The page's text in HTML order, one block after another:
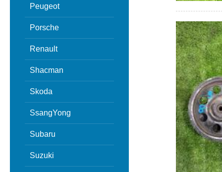
Peugeot
Porsche
Renault
Shacman
Skoda
SsangYong
Subaru
Suzuki